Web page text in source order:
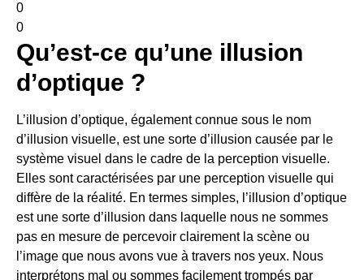
0
0
Qu’est-ce qu’une illusion
d’optique ?
L’illusion d’optique, également connue sous le nom
d’illusion visuelle, est une sorte d’illusion causée par le
système visuel dans le cadre de la perception visuelle.
Elles sont caractérisées par une perception visuelle qui
diffère de la réalité. En termes simples, l’illusion d’optique
est une sorte d’illusion dans laquelle nous ne sommes
pas en mesure de percevoir clairement la scène ou
l’image que nous avons vue à travers nos yeux. Nous
interprétons mal ou sommes facilement trompés par